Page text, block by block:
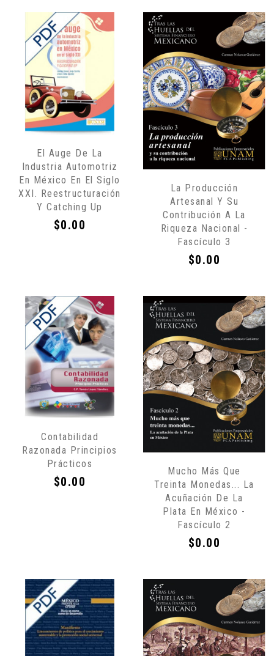
Internet
El Auge De La
Industria Automotriz
En México En El Siglo
XXI. Reestructuración
Y Catching Up
Precio
$0.00
La Producción
Artesanal Y Su
Contribución A La
Riqueza Nacional -
Fascículo 3
Precio
$0.00
Internet
Contabilidad
Razonada Principios
Prácticos
Precio
$0.00
Mucho Más Que
Treinta Monedas... La
Acuñación De La
Plata En México -
Fascículo 2
Precio
$0.00